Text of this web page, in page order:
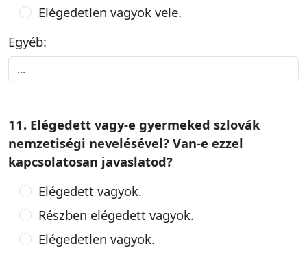
Elégedetlen vagyok vele.
Egyéb:
11. Elégedett vagy-e gyermeked szlovák
nemzetiségi nevelésével? Van-e ezzel
kapcsolatosan javaslatod?
Elégedett vagyok.
Részben elégedett vagyok.
Elégedetlen vagyok.